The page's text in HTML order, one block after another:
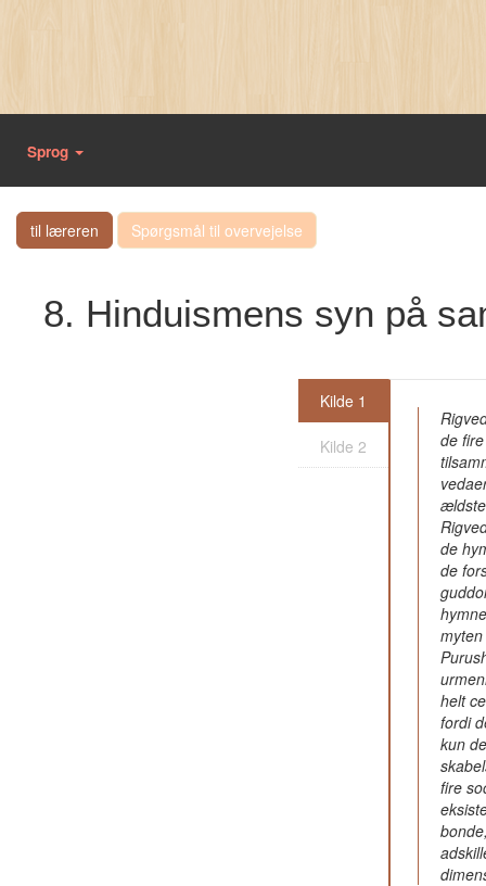
Sprog
til læreren Spørgsmål til overvejelse
8. Hinduismens syn på
Kilde 1
Kilde 2
de
de
de
helt
fordi
kun
fire